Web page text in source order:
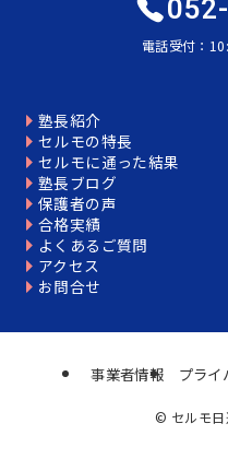
電話受付：
塾長紹介
セルモの特長
セルモに通った結果
塾長ブログ
保護者の声
合格実績
よくあるご質問
アクセス
お問合せ
事業者情報 プライ
© セルモ